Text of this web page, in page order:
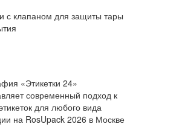
с клапаном для защиты тары
«Этикетки 24»
современный подход к
для любого вида
на RosUpack 2026 в Москве